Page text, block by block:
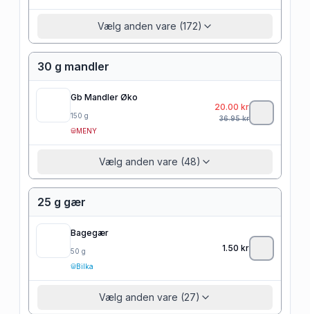
Vælg anden vare (172)
30 g mandler
Gb Mandler Øko
150 g
MENY
20.00 kr
36.95kr
Vælg anden vare (48)
25 g gær
Bagegær
50 g
Bilka
1.50 kr
Vælg anden vare (27)